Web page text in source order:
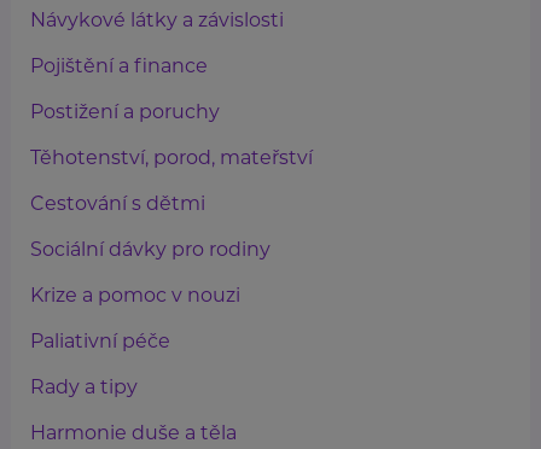
Návykové látky a závislosti
Pojištění a finance
Postižení a poruchy
Těhotenství, porod, mateřství
Cestování s dětmi
Sociální dávky pro rodiny
Krize a pomoc v nouzi
Paliativní péče
Rady a tipy
Harmonie duše a těla